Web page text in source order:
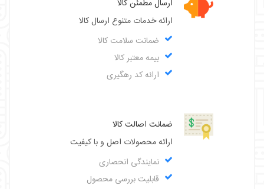
ارسال مطمئن کالا
ارائه خدمات متنوع ارسال کالا
ضمانت سلامت کالا
بیمه معتبر کالا
ارائه کد رهگیری
ضمانت اصالت کالا
ارائه محصولات اصل و با کیفیت
نمایندگی انحصاری
قابلیت بررسی محصول